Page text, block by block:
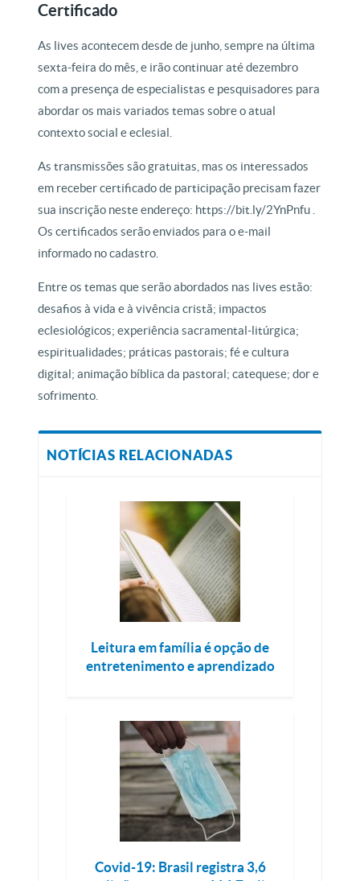
Certificado
As lives acontecem desde de junho, sempre na última
sexta-feira do mês, e irão continuar até dezembro
com a presença de especialistas e pesquisadores para
abordar os mais variados temas sobre o atual
contexto social e eclesial.
As transmissões são gratuitas, mas os interessados
em receber certificado de participação precisam fazer
sua inscrição neste endereço: https://bit.ly/2YnPnfu .
Os certificados serão enviados para o e-mail
informado no cadastro.
Entre os temas que serão abordados nas lives estão:
desafios à vida e à vivência cristã; impactos
eclesiológicos; experiência sacramental-litúrgica;
espiritualidades; práticas pastorais; fé e cultura
digital; animação bíblica da pastoral; catequese; dor e
sofrimento.
NOTÍCIAS RELACIONADAS
Leitura em família é opção de
entretenimento e aprendizado
Covid-19: Brasil registra 3,6